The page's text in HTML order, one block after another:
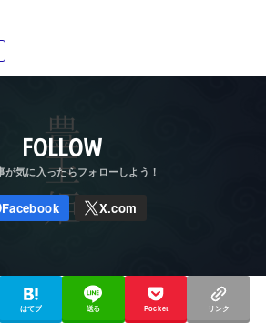
FOLLOW
はてブ 送る Pocket リンク